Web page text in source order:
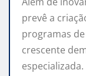
prevê a
programas
crescente
especializada.